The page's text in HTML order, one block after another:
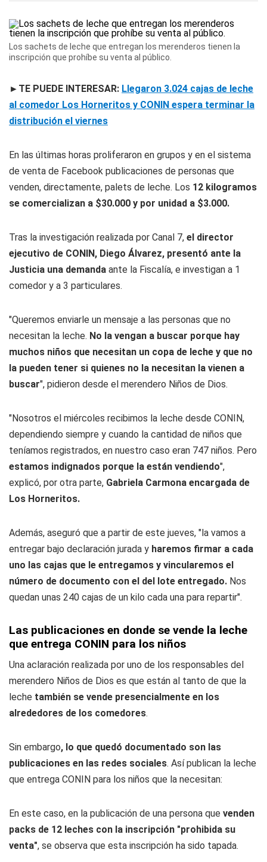
Los sachets de leche que entregan los merenderos tienen la
inscripción que prohíbe su venta al público.
►TE PUEDE INTERESAR: Llegaron 3.024 cajas de leche
al comedor Los Horneritos y CONIN espera terminar la
distribución el viernes
En las últimas horas proliferaron en grupos y en el sistema
de venta de Facebook publicaciones de personas que
venden, directamente, palets de leche. Los 12 kilogramos
se comercializan a $30.000 y por unidad a $3.000.
Tras la investigación realizada por Canal 7, el director
ejecutivo de CONIN, Diego Álvarez, presentó ante la
Justicia una demanda ante la Fiscalía, e investigan a 1
comedor y a 3 particulares.
"Queremos enviarle un mensaje a las personas que no
necesitan la leche. No la vengan a buscar porque hay
muchos niños que necesitan un copa de leche y que no
la pueden tener si quienes no la necesitan la vienen a
buscar", pidieron desde el merendero Niños de Dios.
"Nosotros el miércoles recibimos la leche desde CONIN,
dependiendo siempre y cuando la cantidad de niños que
teníamos registrados, en nuestro caso eran 747 niños. Pero
estamos indignados porque la están vendiendo",
explicó, por otra parte, Gabriela Carmona encargada de
Los Horneritos.
Además, aseguró que a partir de este jueves, "la vamos a
entregar bajo declaración jurada y haremos firmar a cada
uno las cajas que le entregamos y vincularemos el
número de documento con el del lote entregado. Nos
quedan unas 240 cajas de un kilo cada una para repartir".
Las publicaciones en donde se vende la leche
que entrega CONIN para los niños
Una aclaración realizada por uno de los responsables del
merendero Niños de Dios es que están al tanto de que la
leche también se vende presencialmente en los
alrededores de los comedores.
Sin embargo, lo que quedó documentado son las
publicaciones en las redes sociales. Así publican la leche
que entrega CONIN para los niños que la necesitan:
En este caso, en la publicación de una persona que venden
packs de 12 leches con la inscripción "prohibida su
venta", se observa que esta inscripción ha sido tapada.